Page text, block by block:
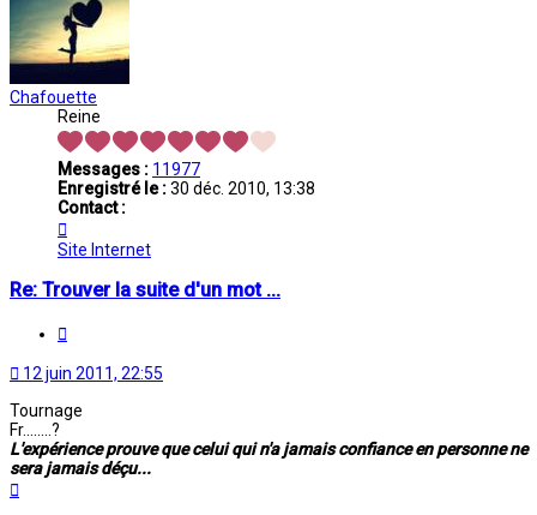
Chafouette
Reine
Messages : 11977
Enregistré le :30 déc. 2010, 13:38
Contact :
Chafouette
Site Internet
Re: Trouver la suite d'un mot ...
12 juin 2011, 22:55
Tournage
Fr........?
L'expérience prouve que celui qui n'a jamais confiance en personne ne
sera jamais déçu...